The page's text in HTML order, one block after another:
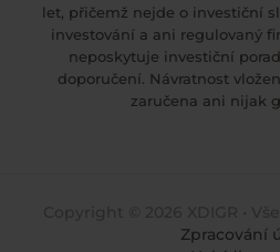
let, přičemž nejde o investiční
investování a ani regulovaný
neposkytuje investiční
doporučení. Návratnost
zaručena ani nijak
Zpracování